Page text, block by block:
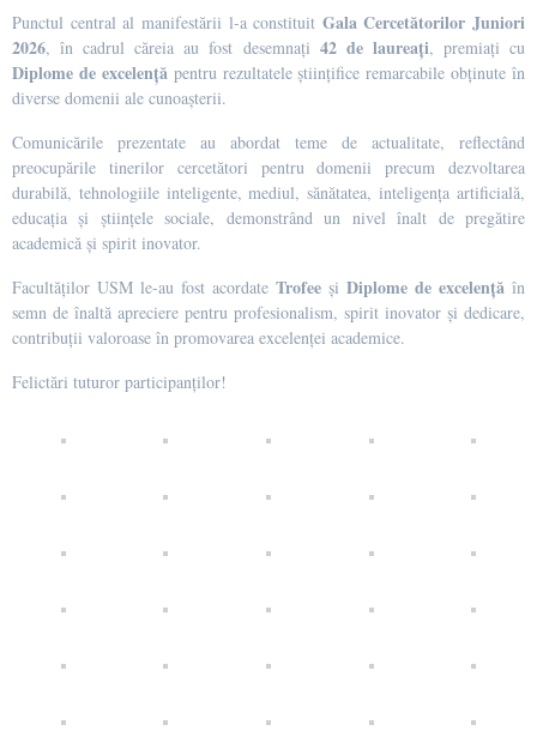
Punctul central al manifestării l-a constituit Gala Cercetătorilor Juniori
2026, în cadrul căreia au fost desemnați 42 de laureați, premiați cu
Diplome de excelențăpentru rezultatele științifice remarcabile obținute în
diverse domenii ale cunoașterii.
Comunicările prezentate au abordat teme de actualitate, reflectând
preocupările tinerilor cercetători pentru domenii precum dezvoltarea
durabilă, tehnologiile inteligente, mediul, sănătatea, inteligența artificială,
educația și științele sociale, demonstrând un nivel înalt de pregătire
academică și spirit inovator.
Facultăților USM le-au fost acordate Trofee și Diplome de excelență în
semn de înaltă apreciere pentru profesionalism, spirit inovator și dedicare,
contribuții valoroase în promovarea excelenței academice.
Felictări tuturor participanților!